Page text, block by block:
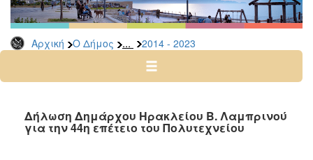
Αρχική Ο Δήμος ... 2014 - 2023
Ομιλίες
-
Χαιρετισμοί
-
2024
-
Δήλωση Δημάρχου Ηρακλείου Β. Λαμπρινού
για την 44η επέτειο του Πολυτεχνείου